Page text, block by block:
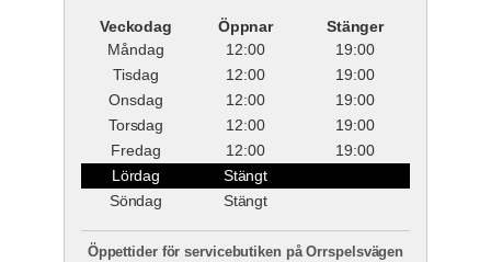
Veckodag Öppnar
Stänger
Måndag
12:00
19:00
Tisdag
12:00
19:00
Onsdag
12:00
19:00
Torsdag
12:00
19:00
Fredag
12:00
19:00
Lördag
Stängt
Söndag
Stängt
Öppettider för servicebutiken på Orrspelsvägen